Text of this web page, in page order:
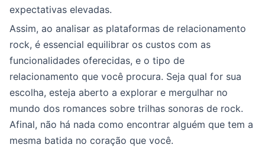
expectativas elevadas.
Assim, ao analisar as plataformas de relacionamento
rock, é essencial equilibrar os custos com as
funcionalidades oferecidas, e o tipo de
relacionamento que você procura. Seja qual for sua
escolha, esteja aberto a explorar e mergulhar no
mundo dos romances sobre trilhas sonoras de rock.
Afinal, não há nada como encontrar alguém que tem a
mesma batida no coração que você.